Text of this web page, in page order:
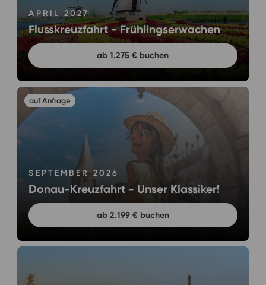
APRIL 2027
Flusskreuzfahrt - Frühlingserwachen
ab 1.275 € buchen
SEPTEMBER 2026
Donau-Kreuzfahrt - Unser Klassiker!
ab 2.199 € buchen